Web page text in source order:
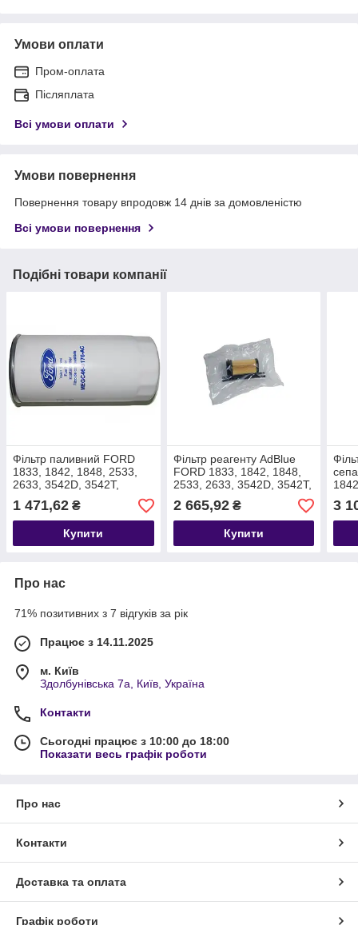
Умови оплати
Пром-оплата
Післяплата
Всі умови оплати
Умови повернення
Повернення товару впродовж 14 днів за домовленістю
Всі умови повернення
Подібні товари компанії
Фільтр паливний FORD
1833, 1842, 1848, 2533,
2633, 3542D, 3542T,
4142D, 1845 T333152
MEGC469176AC
1 471,62 ₴
Купити
Фільтр реагенту AdBlue
FORD 1833, 1842, 1848,
2533, 2633, 3542D, 3542T,
4142D, F-MAX, F-LI
T221046 GC465L264AA
2 665,92₴
Купити
3
Про нас
71% позитивних з 7 відгуків за рік
Працює з 14.11.2025
м. Київ
Здолбунівська 7а, Київ, Україна
Контакти
Сьогодні працює з 10:00 до 18:00
Показати весь графік роботи
Про нас
Контакти
Доставка та оплата
Графік роботи